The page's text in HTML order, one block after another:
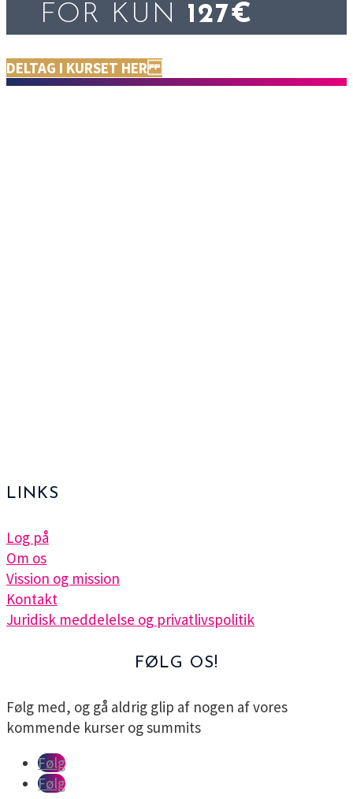
FOR KUN 127€
DELTAG I KURSET HER
LINKS
Log på
Om os
Vission og mission
Kontakt
Juridisk meddelelse og privatlivspolitik
FØLG OS!
Følg med, og gå aldrig glip af nogen af vores
kommende kurser og summits
Følg
Følg